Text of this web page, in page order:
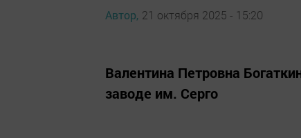
Автор, 21 октября 2025 - 15:20
Валентина Петровна
заводе им. Серго